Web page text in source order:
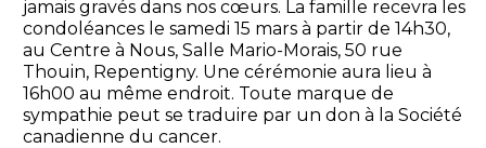
jamais gravés dans nos cœurs. La famille recevra les
condoléances le samedi 15 mars à partir de 14h30,
au Centre à Nous, Salle Mario-Morais, 50 rue
Thouin, Repentigny. Une cérémonie aura lieu à
16h00 au même endroit. Toute marque de
sympathie peut se traduire par un don à la Société
canadienne du cancer.